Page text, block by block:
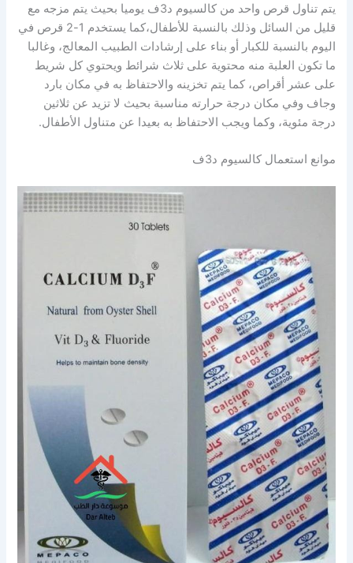
يتم تناول قرص واحد من كالسيوم د3ف يوميا بحيث يتم مزجه مع
قليل من السائل وذلك بالنسبة للأطفال،كما يستخدم 1-2 قرص في
اليوم بالنسبة للكبار أو بناء على إرشادات الطبيب المعالج، وغالبا
ما تكون العلبة منه محتوية على ثلاث شرائط ويحتوي كل شريط
على عشر أقراص، كما يتم تخزينه والاحتفاظ به في مكان بارد
وجاف وفي مكان درجة حرارته مناسبة بحيث لا تزيد عن ثلاثين
درجة مئوية، وكما ويجب الاحتفاظ به بعيدا عن متناول الأطفال.
موانع استعمال كالسيوم د3ف